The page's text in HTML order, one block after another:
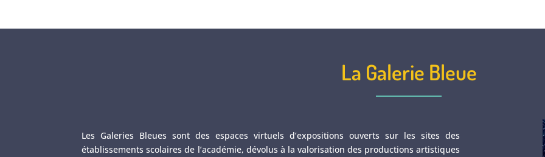
La Galerie Bleue
Les Galeries Bleues sont des espaces virtuels d’expositions ouverts sur les sites des
établissements scolaires de l’académie, dévolus à la valorisation des productions artistiques